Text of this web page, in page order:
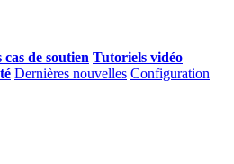
cas de soutien Tutoriels vidéo
Dernières nouvelles Configuration